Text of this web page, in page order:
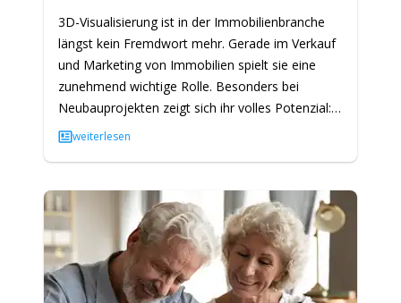
3D-Visualisierung ist in der Immobilienbranche
längst kein Fremdwort mehr. Gerade im Verkauf
und Marketing von Immobilien spielt sie eine
zunehmend wichtige Rolle. Besonders bei
Neubauprojekten zeigt sich ihr volles Potenzial:
Sie hilft dabei, die…
weiterlesen